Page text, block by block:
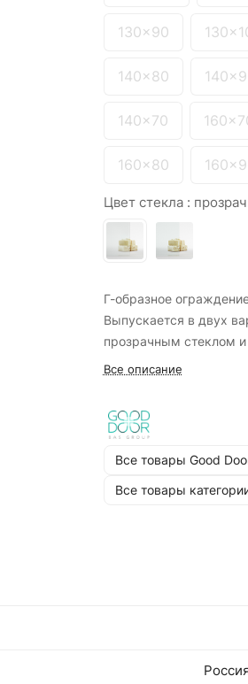
130x90
140x80
140x70
160x80
Цвет стекла :
Г-образное
Выпускается в двух
прозрачным стеклом и
Все описание
Все товары Good
Все товары